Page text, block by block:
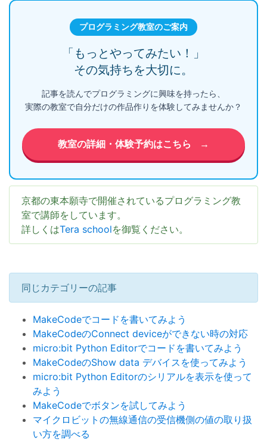
プログラミング教室のご案内
「もっとやってみたい！」
その気持ちを大切に。
記事を読んでプログラミングに興味を持ったら、
実際の教室で自分だけの作品作りを体験してみませんか？
教室の詳細・体験予約はこちら →
京都の東本願寺で開催されているプログラミング教
室で講師をしています。
詳しくはTera schoolを御覧ください。
同じカテゴリーの記事
MakeCodeでコードを書いてみよう
MakeCodeのConnect deviceができない時の対応
micro:bit Python Editorでコードを書いてみよう
MakeCodeのShow data デバイスを使ってみよう
micro:bit Python Editorのシリアルを表示を使って
みよう
MakeCodeでボタンを試してみよう
マイクロビットの無線通信の受信機側の値の取り扱
い方を調べる